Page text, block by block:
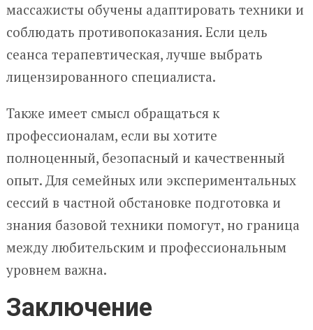
массажисты обучены адаптировать техники и
соблюдать противопоказания. Если цель
сеанса терапевтическая, лучше выбрать
лицензированного специалиста.
Также имеет смысл обращаться к
профессионалам, если вы хотите
полноценный, безопасный и качественный
опыт. Для семейных или экспериментальных
сессий в частной обстановке подготовка и
знания базовой техники помогут, но граница
между любительским и профессиональным
уровнем важна.
Заключение